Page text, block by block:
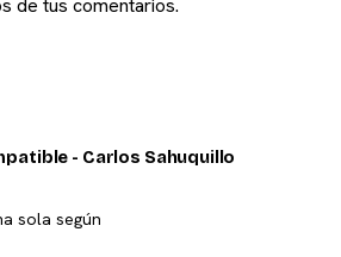
de tus comentarios.
- Carlos Sahuquillo
sola según